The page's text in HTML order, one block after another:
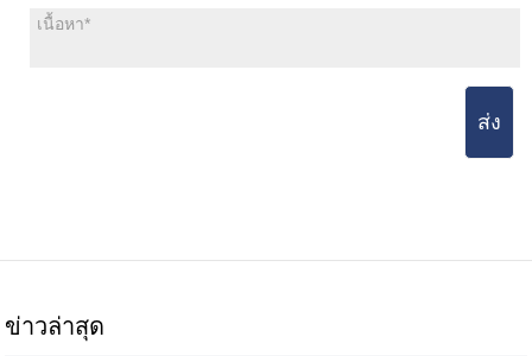
ส่ง
ข่าวล่าสุด